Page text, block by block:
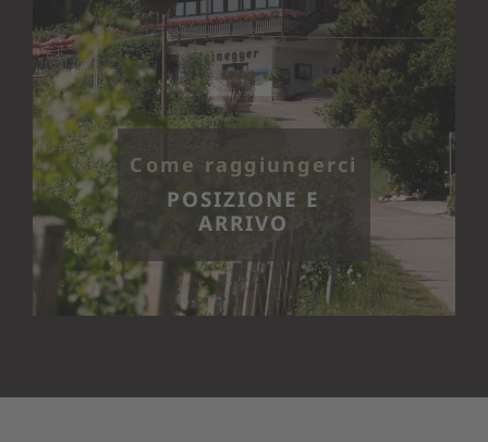
Come raggiungerci
POSIZIONE E
ARRIVO